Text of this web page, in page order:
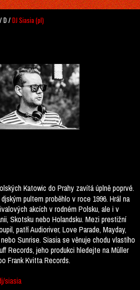
/D/DJ Siasia (pl)
Katowic do Prahy zavítá úplně poprvé.
pultem proběhlo v roce 1996. Hrál na
akcích v rodném Polsku, ale i v
Skotsku nebo Holandsku. Mezi prestižní
patří Audioriver, Love Parade, Mayday,
Sunrise. Siasia se věnuje chodu vlastího
Records, jeho produkci hledejte na Müller
Frank Kvitta Records.
siasia